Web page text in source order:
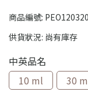
商品編號:
供貨狀況: 尚有庫存
中英品名
10 ml
30